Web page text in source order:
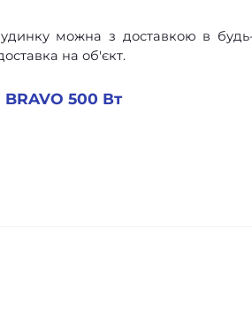
можна з доставкою в
на об'єкт.
BRAVO 500 Вт